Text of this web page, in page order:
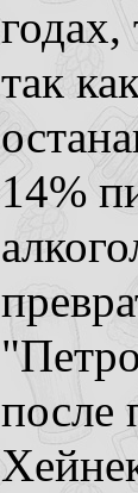
годах,
так
14%
после